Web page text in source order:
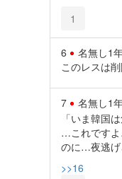
1
6 名無し1
このレスは
7 名無し1
「いま韓国
…これです
のに…夜逃
>>16